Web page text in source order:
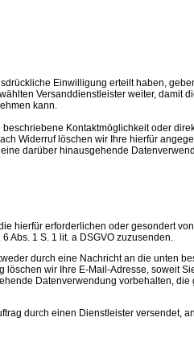
Einwilligung erteilt haben,
Versanddienstleister weiter, damit
kann.
Kontaktmöglichkeit oder
Widerruf löschen wir Ihre hierfür
darüber hinausgehende
hierfür erforderlichen oder gesondert
Abs. 1 S. 1 lit. a DSGVO zuzusenden.
durch eine Nachricht an die unten
wir Ihre E-Mail-Adresse, soweit
Datenverwendung vorbehalten,
durch einen Dienstleister versendet,